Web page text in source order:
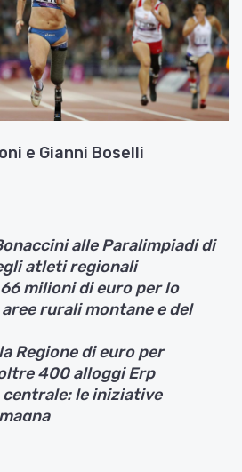
e Gianni Boselli
alle Paralimpiadi di
atleti regionali
milioni di euro per lo
rurali montane e del
Regionedi euro per
400 alloggi Erp
centrale: le iniziative
Romagna. Dall’inizio
di quasi il 15 per cento